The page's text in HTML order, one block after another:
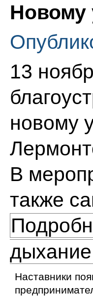
Новому
13
новому
В
также
Наставники